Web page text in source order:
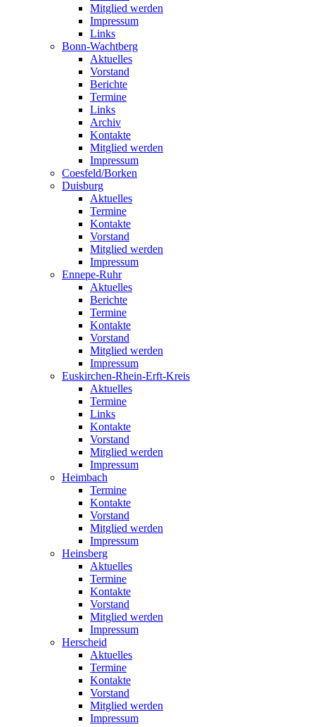
Mitglied werden
Impressum
Links
Bonn-Wachtberg
Aktuelles
Vorstand
Berichte
Termine
Links
Archiv
Kontakte
Mitglied werden
Impressum
Coesfeld/Borken
Duisburg
Aktuelles
Termine
Kontakte
Vorstand
Mitglied werden
Impressum
Ennepe-Ruhr
Aktuelles
Berichte
Termine
Kontakte
Vorstand
Mitglied werden
Impressum
Euskirchen-Rhein-Erft-Kreis
Aktuelles
Termine
Links
Kontakte
Vorstand
Mitglied werden
Impressum
Heimbach
Termine
Kontakte
Vorstand
Mitglied werden
Impressum
Heinsberg
Aktuelles
Termine
Kontakte
Vorstand
Mitglied werden
Impressum
Herscheid
Aktuelles
Termine
Kontakte
Vorstand
Mitglied werden
Impressum